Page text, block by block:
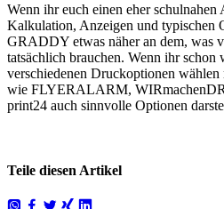
Wenn ihr euch einen eher
Kalkulation, Anzeigen und typischen
GRADDY etwas näher an dem, was
tatsächlich brauchen. Wenn ihr schon
verschiedenen Druckoptionen
wie FLYERALARM,
print24 auch sinnvolle Optionen
Teile diesen Artikel